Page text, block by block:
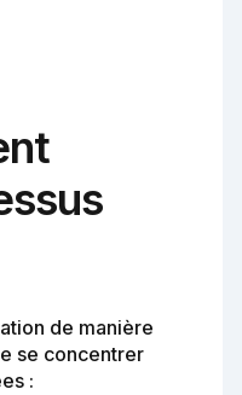
de manière
se concentrer
: